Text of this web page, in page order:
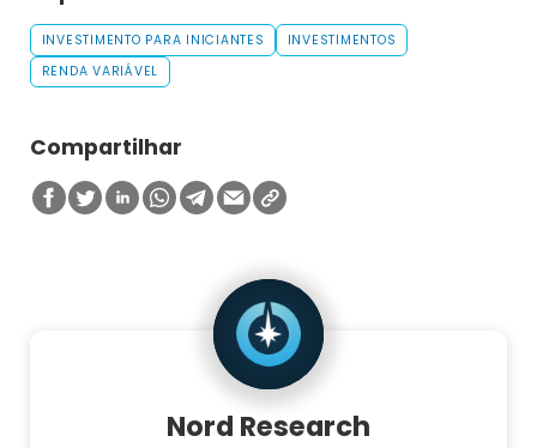
INVESTIMENTO PARA INICIANTES
INVESTIMENTOS
RENDA VARIÁVEL
Compartilhar
Nord Research